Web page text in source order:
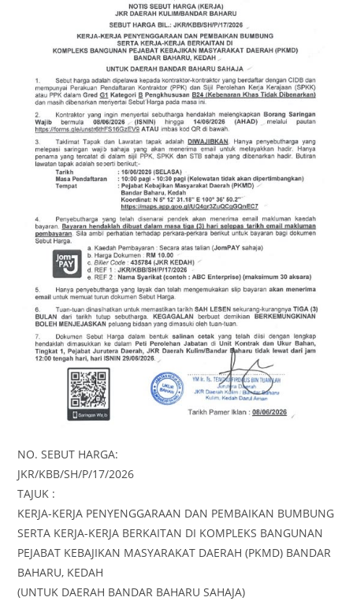
NO. SEBUT HARGA:
JKR/KBB/SH/P/17/2026
TAJUK :
KERJA-KERJA PENYENGGARAAN DAN PEMBAIKAN BUMBUNG
SERTA KERJA-KERJA BERKAITAN DI KOMPLEKS BANGUNAN
PEJABAT KEBAJIKAN MASYARAKAT DAERAH (PKMD) BANDAR
BAHARU, KEDAH
(UNTUK DAERAH BANDAR BAHARU SAHAJA)